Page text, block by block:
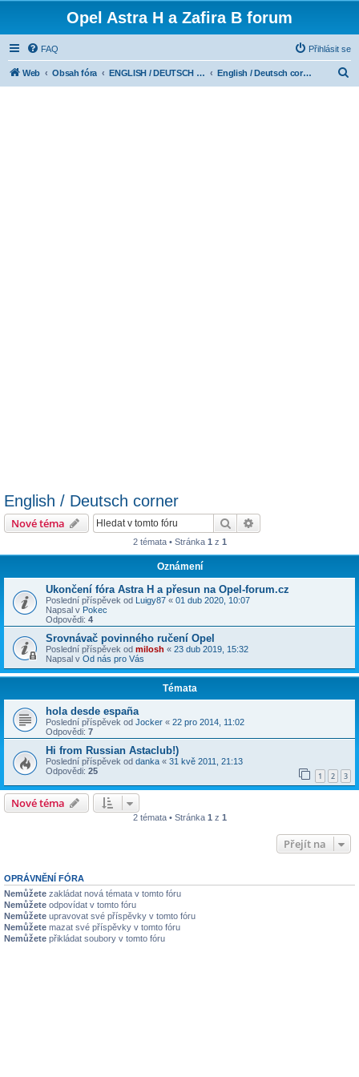
Opel Astra H a Zafira B forum
FAQ Přihlásit se
Web Obsah fóra ENGLISH / DEUTSCH CORNER English / Deutsch corner
English / Deutsch corner
Nové téma Hledat
2 témata • Stránka 1 z 1
Oznámení
Ukončení fóra Astra H a přesun na Opel-forum.cz
Poslední příspěvek od Luigy87 « 01 dub 2020, 10:07
Napsal v Pokec
Odpovědi: 4
Srovnávač povinného ručení Opel
Poslední příspěvek od milosh « 23 dub 2019, 15:32
Napsal v Od nás pro Vás
Témata
hola desde españa
Poslední příspěvek od Jocker « 22 pro 2014, 11:02
Odpovědi: 7
Hi from Russian Astaclub!)
Poslední příspěvek od danka « 31 kvě 2011, 21:13
Odpovědi: 25 1 2 3
Nové téma
2 témata • Stránka 1 z 1
Přejít na
OPRÁVNĚNÍ FÓRA
Nemůžete zakládat nová témata v tomto fóru
Nemůžete odpovídat v tomto fóru
Nemůžete upravovat své příspěvky v tomto fóru
Nemůžete mazat své příspěvky v tomto fóru
Nemůžete přikládat soubory v tomto fóru